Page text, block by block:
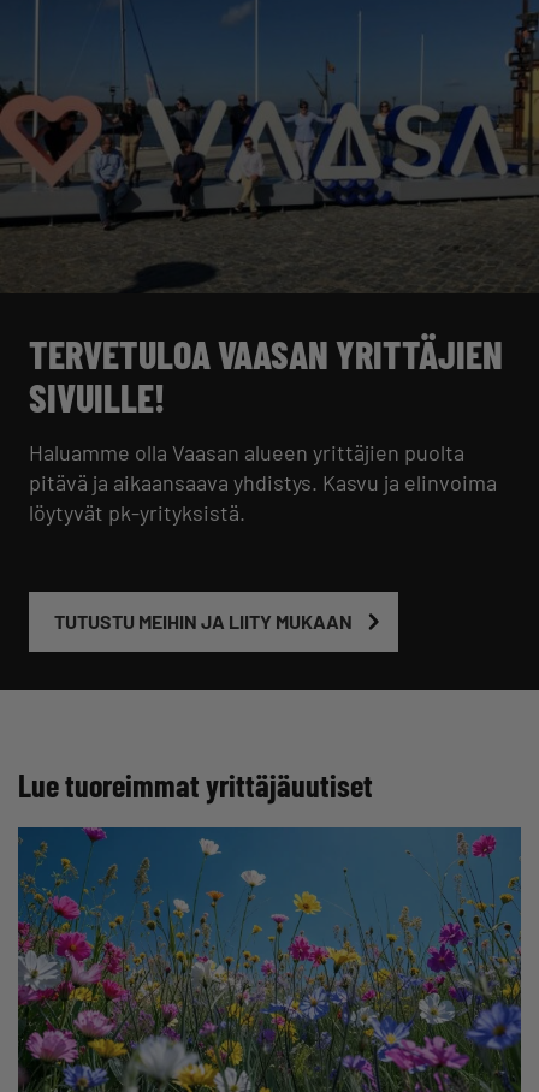
TERVETULOA VAASAN YRITTÄJIEN
SIVUILLE!
Haluamme olla Vaasan alueen yrittäjien puolta
pitävä ja aikaansaava yhdistys. Kasvu ja elinvoima
löytyvät pk-yrityksistä.
TUTUSTU MEIHIN JA LIITY MUKAAN
Lue tuoreimmat yrittäjäuutiset